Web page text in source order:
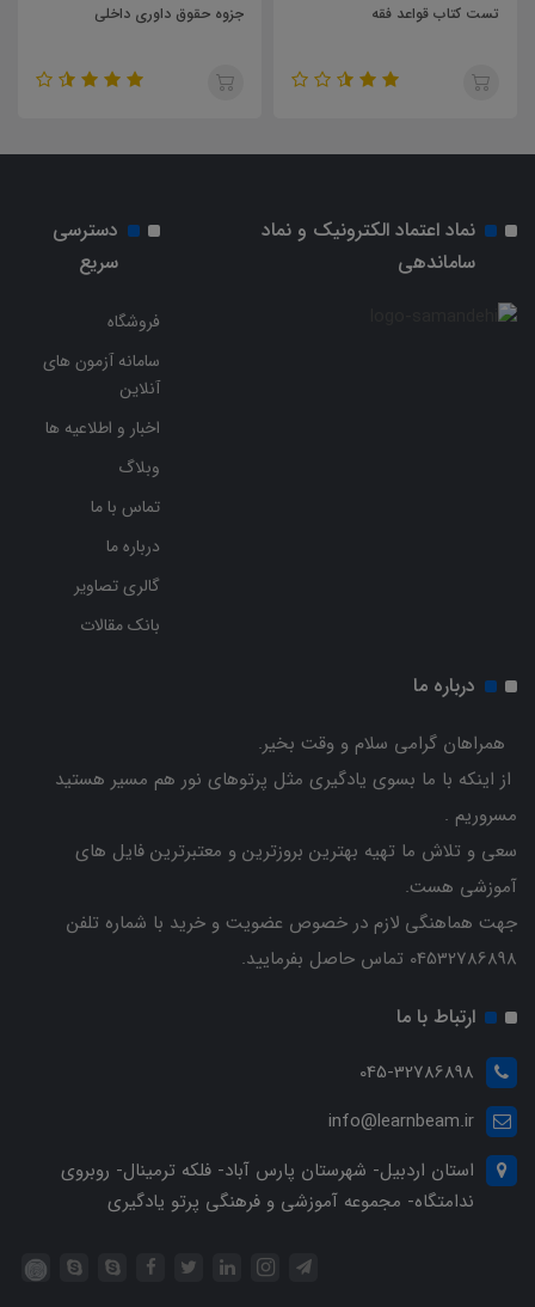
جزوه حقوق داوری داخلی
جزوه مدیریت کسب و کار
نماد اعتماد الکترونیک و نماد
ساماندهی
دسترسی
سریع
فروشگاه
سامانه آزمون های
آنلاین
اخبار و اطلاعیه ها
وبلاگ
تماس با ما
درباره ما
گالری تصاویر
بانک مقالات
درباره ما
همراهان گرامی سلام و وقت بخیر.
از اینکه با ما بسوی یادگیری مثل پرتوهای نور هم مسیر هستید
مسروریم .
سعی و تلاش ما تهیه بهترین بروزترین و معتبرترین فایل های
آموزشی هست.
جهت هماهنگی لازم در خصوص عضویت و خرید با شماره تلفن
04532786898 تماس حاصل بفرمایید.
ارتباط با ما
045-32786898
info@learnbeam.ir
استان اردبیل- شهرستان پارس آباد- فلکه ترمینال- روبروی
ندامتگاه- مجموعه آموزشی و فرهنگی پرتو یادگیری